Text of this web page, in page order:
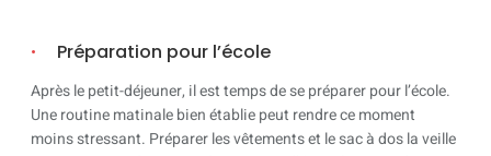
Préparation pour l’école
Après le petit-déjeuner, il est temps de se préparer pour l’école.
Une routine matinale bien établie peut rendre ce moment
moins stressant. Préparer les vêtements et le sac à dos la veille